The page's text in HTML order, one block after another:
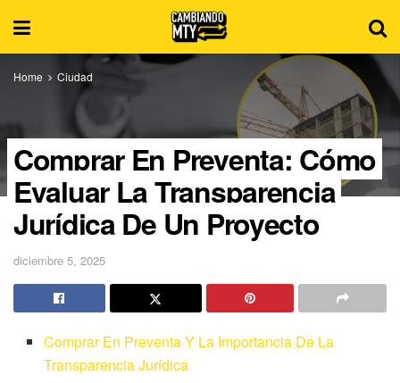
Home Ciudad
Comprar En Preventa: Cómo
Evaluar La Transparencia
Jurídica De Un Proyecto
diciembre 5, 2025
Comprar En Preventa Y La Importancia De La
Transparencia Jurídica